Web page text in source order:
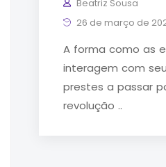
Beatriz Sousa
26 de março de
A forma como as
interagem com
prestes a passar
revolução ..